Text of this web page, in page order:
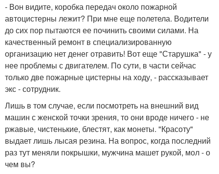
- Вон видите, коробка передач около пожарной
автоцистерны лежит? При мне еще полетела. Водители
до сих пор пытаются ее починить своими силами. На
качественный ремонт в специализированную
организацию нет денег отравить! Вот еще "Старушка" - у
нее проблемы с двигателем. По сути, в части сейчас
только две пожарные цистерны на ходу, - рассказывает
экс - сотрудник.
Лишь в том случае, если посмотреть на внешний вид
машин с женской точки зрения, то они вроде ничего - не
ржавые, чистенькие, блестят, как монеты. "Красоту"
выдает лишь лысая резина. На вопрос, когда последний
раз тут меняли покрышки, мужчина машет рукой, мол - о
чем вы?